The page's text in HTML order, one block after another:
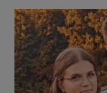
Mit Herzblut die